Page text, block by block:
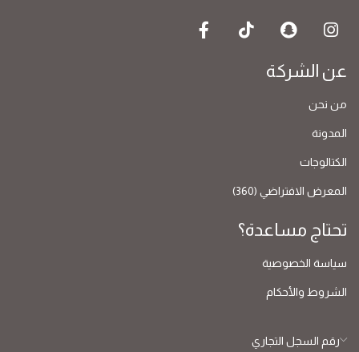
عن الشركة
من نحن
المدونة
الكتالوجات
المعرض الافتراضي (360)
تحتاج مساعدة؟
سياسة الخصوصية
الشروط والأحكام
رقم السجل التجاري